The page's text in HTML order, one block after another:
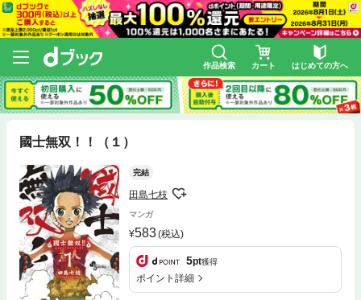
作品検索 カート はじめての方へ
國士無双！！（１）
完結
田島七枝
マンガ
583(税込)
5pt獲得
ポイント詳細